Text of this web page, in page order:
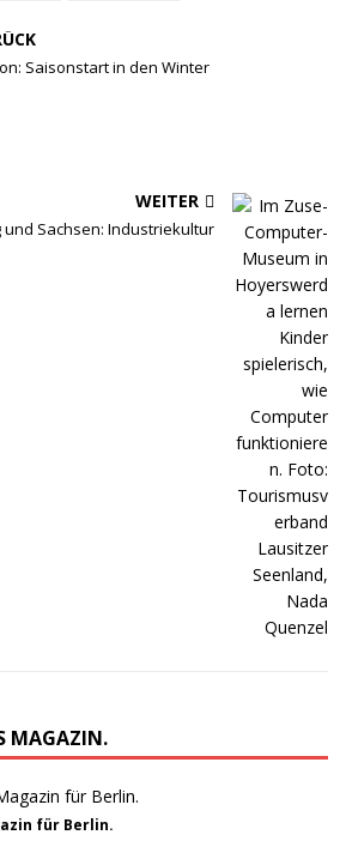
Saisonstart in den Winter
WEITER
Sachsen: Industriekultur
MAGAZIN.
für Berlin.